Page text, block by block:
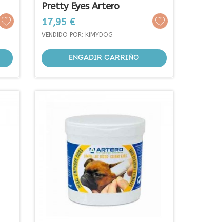
Pretty Eyes Artero
Prezo
17,95 €
VENDIDO POR: KIMYDOG
ENGADIR CARRIÑO